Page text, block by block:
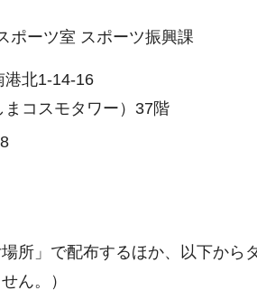
ポーツ室 スポーツ振興課
港北1-14-16
コスモタワー）37階
所」で配布するほか、以下から
ん。）